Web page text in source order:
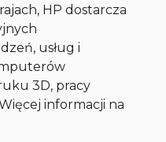
HP dostarcza
usług i
3D, pracy
informacji na